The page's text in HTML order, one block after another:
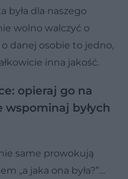
była dla naszego
wolno walczyć o
danej osobie to jedno,
inna jakość.
opieraj go na
wspominaj byłych
same prowokują
„a jaka ona była?”…